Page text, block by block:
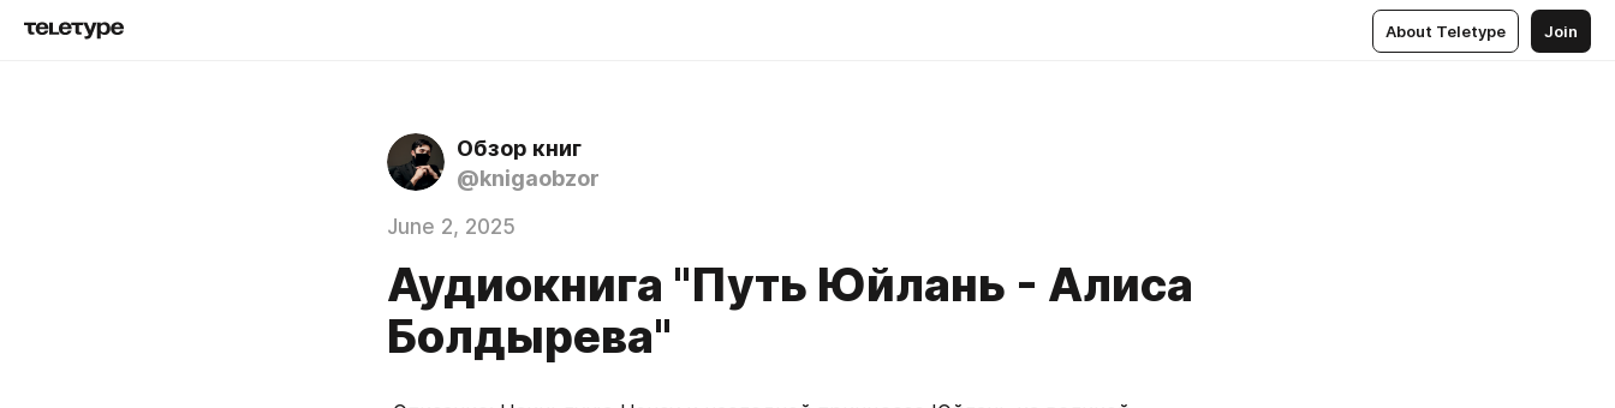
About Teletype Join
Обзор книг
@knigaobzor
June 2, 2025
Аудиокнига "Путь Юйлань - Алиса
Болдырева"